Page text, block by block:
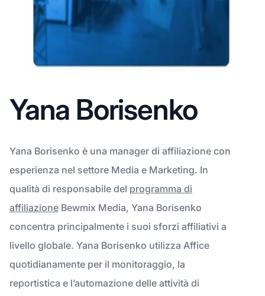
Yana Borisenko
Yana Borisenko è una manager di affiliazione con
esperienza nel settore Media e Marketing. In
qualità di responsabile del programma di
affiliazione Bewmix Media, Yana Borisenko
concentra principalmente i suoi sforzi affiliativi a
livello globale. Yana Borisenko utilizza Affice
quotidianamente per il monitoraggio, la
reportistica e l’automazione delle attività di